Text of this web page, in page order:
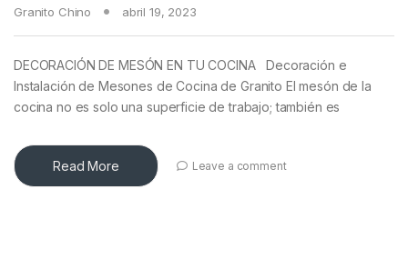
Granito Chino abril 19, 2023
DECORACIÓN DE MESÓN EN TU COCINA Decoración e
Instalación de Mesones de Cocina de Granito El mesón de la
cocina no es solo una superficie de trabajo; también es
Read More Leave a comment